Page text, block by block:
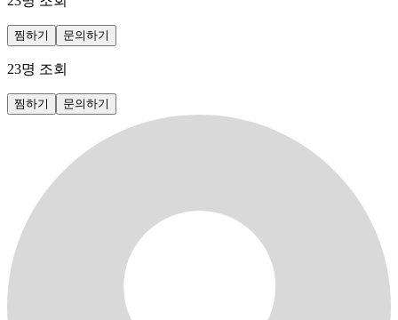
찜하기 문의하기
23명 조회
찜하기 문의하기